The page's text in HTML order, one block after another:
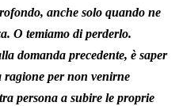
anche solo quando ne
O temiamo di perderlo.
domanda precedente, è saper
per non venirne
persona a subire le proprie